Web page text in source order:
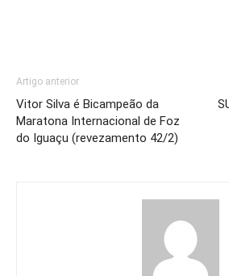
Artigo anterior
Vitor Silva é Bicampeão da
Maratona Internacional de Foz
do Iguaçu (revezamento 42/2)